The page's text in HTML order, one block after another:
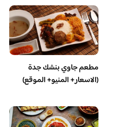
مطعم جاوي بنشك جدة
(الاسعار+ المنيو+ الموقع)